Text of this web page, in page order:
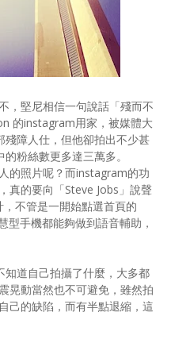
，堅尼相信一句說話「殘而不
的instagram用家，被媒體大
障人仕，但他卻拍出不少甚
的粉絲數更多達三萬多。
的照片呢？而instagram的功
真的要向「Steve Jobs」說聲
不管是一開始點選首頁的
型手機都能夠做到語音輔助，
道自己拍攝了什麼，大多都
晃動當然也不可避免，雖然拍
己的缺陷，而有半點退縮，這